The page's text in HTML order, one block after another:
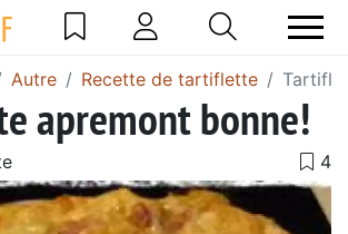
Autre Recette de tartiflette
apremont bonne!